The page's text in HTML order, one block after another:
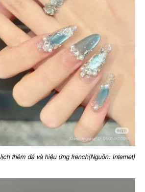
thêm đá và hiệu ứng french(Nguồn: Internet)